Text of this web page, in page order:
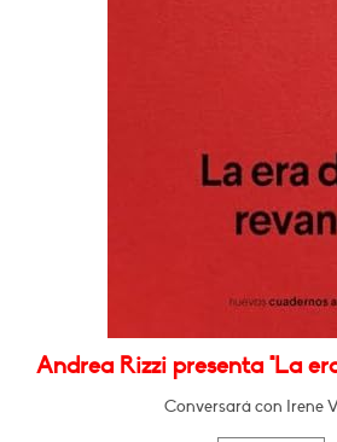
Andrea Rizzi presenta "La
Conversará con Irene